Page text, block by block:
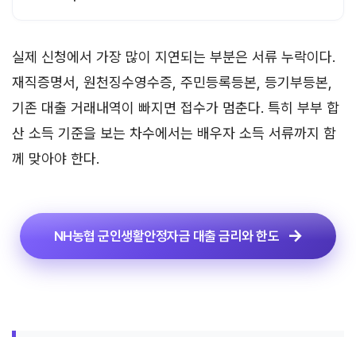
실제 신청에서 가장 많이 지연되는 부분은 서류 누락이다.
재직증명서, 원천징수영수증, 주민등록등본, 등기부등본,
기존 대출 거래내역이 빠지면 접수가 멈춘다. 특히 부부 합
산 소득 기준을 보는 차수에서는 배우자 소득 서류까지 함
께 맞아야 한다.
NH농협 군인생활안정자금 대출 금리와 한도